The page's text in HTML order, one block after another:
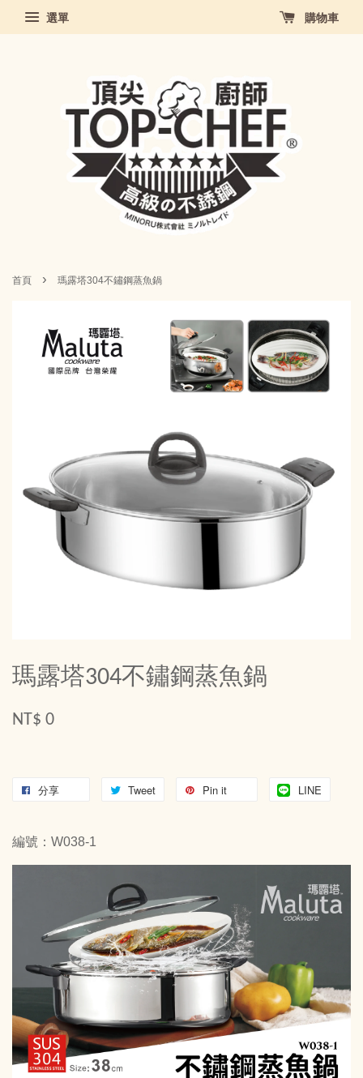
選單 購物車
首頁 › 瑪露塔304不鏽鋼蒸魚鍋
瑪露塔304不鏽鋼蒸魚鍋
NT$ 0
分享 Tweet Pin it LINE
編號：W038-1